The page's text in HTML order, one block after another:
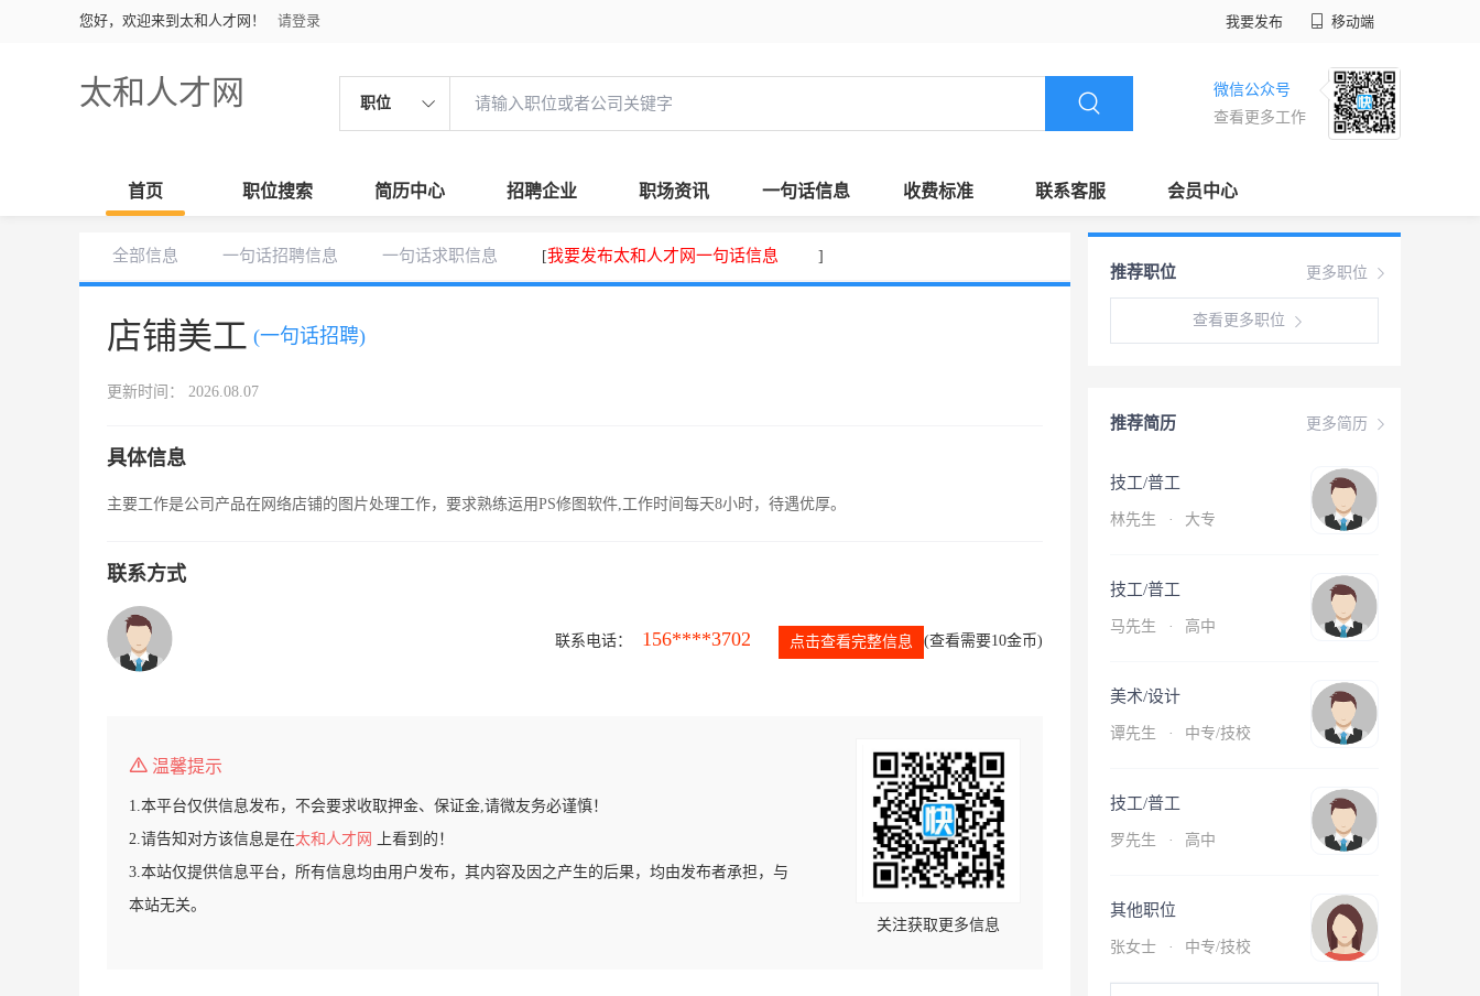
您好，欢迎来到太和人才网！ 请登录 我要发布 移动端
太和人才网 职位
微信公众号
查看更多工作
首页 职位搜索 简历中心 招聘企业 职场资讯 一句话信息 收费标准 联系客服 会员中心
全部信息 一句话招聘信息 一句话求职信息 [我要发布太和人才网一句话信息 ]
店铺美工 (一句话招聘)
更新时间： 2026.08.07
具体信息
主要工作是公司产品在网络店铺的图片处理工作，要求熟练运用PS修图软件,工作时间每天8小时，待遇优厚。
联系方式
联系电话： 156****3702 点击查看完整信息 (查看需要10金币)
温馨提示
1.本平台仅供信息发布，不会要求收取押金、保证金,请微友务必谨慎！
2.请告知对方该信息是在太和人才网
上看到的！
3.本站仅提供信息平台，所有信息均由用户发布，其内容及因之产生的后果，均由发布者承担，与
本站无关。
关注获取更多信息
更多职位
推荐职位
查看更多职位
更多简历
推荐简历
技工/普工
林先生 · 大专
技工/普工
马先生 · 高中
美术/设计
谭先生 · 中专/技校
技工/普工
罗先生 · 高中
其他职位
张女士 · 中专/技校